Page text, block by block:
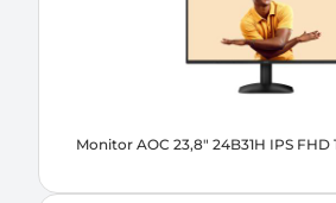
Monitor AOC 23,8" 24B31H IPS FHD